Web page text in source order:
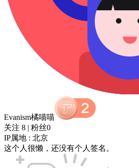
Evanism橘喵喵
关注 8 | 粉丝0
IP属地 : 北京
这个人很懒，还没有个人签名。